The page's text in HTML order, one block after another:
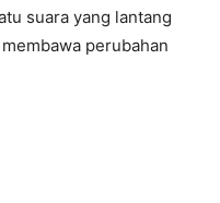
suara yang lantang
perubahan